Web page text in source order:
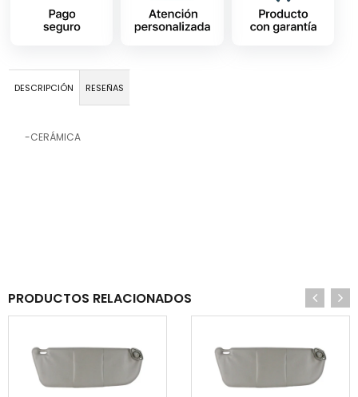
DESCRIPCIÓN RESEÑAS
-CERÁMICA
PRODUCTOS RELACIONADOS